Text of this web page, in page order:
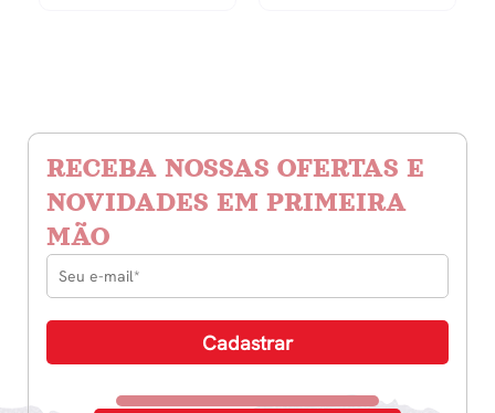
RECEBA NOSSAS OFERTAS E
NOVIDADES EM PRIMEIRA
MÃO